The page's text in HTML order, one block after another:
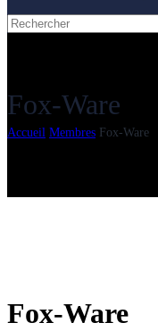
Fox-Ware
Accueil Membres Fox-Ware
Fox-Ware